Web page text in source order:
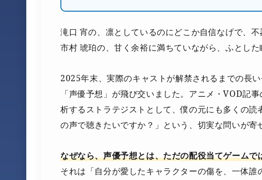
滝口 宵の、凛としているのにどこか自信なげで、不
市村 琥珀の、甘く余裕に満ちていながら、ふとした
2025年末、実際のキャストが解禁されるまでの長
「声優予想」が飛び交いました。アニメ・VOD記
析するストラテジストとして、僕の元にも多くの
の声で聴きたいですか？」という、切実な問いが寄
なぜなら、声優予想とは、ただの配役当てゲームで
それは「自分が愛したキャラクターの傷を、一体